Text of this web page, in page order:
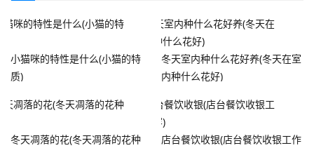
小猫咪的特性是什么(小猫的特
质)
冬天室内种什么花好养(冬天在室
内种什么花好)
冬天凋落的花(冬天凋落的花种
店台餐饮收银(店台餐饮收银工作